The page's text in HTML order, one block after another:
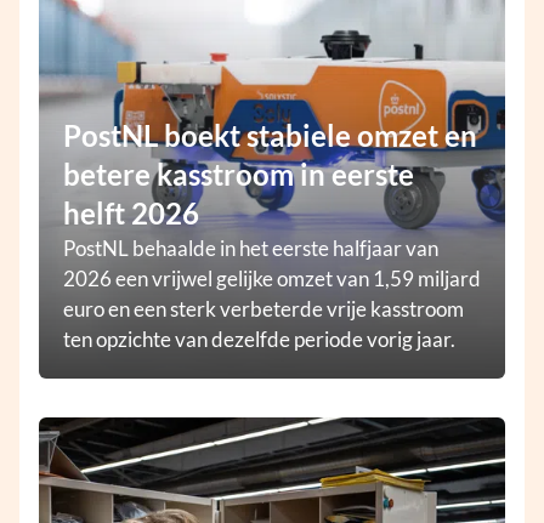
PostNL boekt stabiele omzet en
betere kasstroom in eerste
helft 2026
PostNL behaalde in het eerste halfjaar van
2026 een vrijwel gelijke omzet van 1,59 miljard
euro en een sterk verbeterde vrije kasstroom
ten opzichte van dezelfde periode vorig jaar.